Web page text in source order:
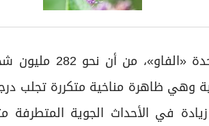
حذرت منظمة الأغذية
وهي ظاهرة مناخية متكررة تجلب
في الأحداث الجوية المتطرفة